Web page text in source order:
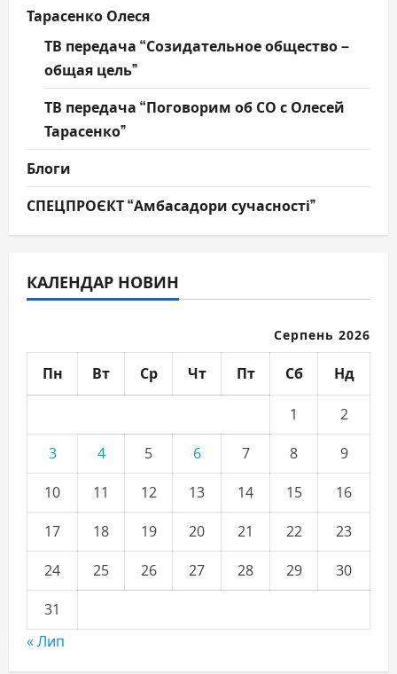
Тарасенко Олеся
ТВ передача “Созидательное общество –
общая цель”
ТВ передача “Поговорим об СО с Олесей
Тарасенко”
Блоги
СПЕЦПРОЄКТ “Амбасадори сучасності”
КАЛЕНДАР НОВИН
Серпень 2026
Пн Вт Ср Чт Пт Сб Нд
1
2
3
4 5 6 7 8
9
10
11 12 13 14 15
16
17
18 19 20 21 22
23
24
25 26 27 28 29
30
31
« Лип